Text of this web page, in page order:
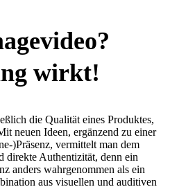
wirkt!
die Qualität eines Produktes,
neuen Ideen, ergänzend zu einer
)Präsenz, vermittelt man dem
direkte Authentizität, denn ein
anders wahrgenommen als ein
aus visuellen und auditiven